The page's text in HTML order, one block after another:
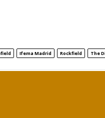
Ifema Madrid Rockfield The